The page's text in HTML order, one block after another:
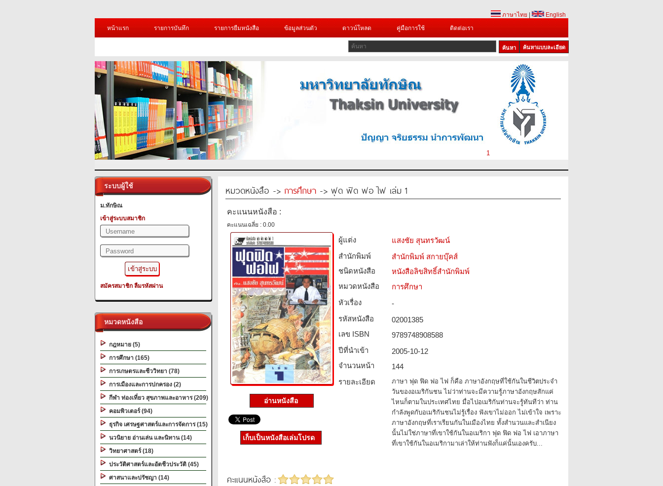
ภาษาไทย
English
หน้าแรก
รายการบันทึก รายการยืมหนังสือ ข้อมูลส่วนตัว ดาวน์โหลด คู่มือการใช้ ติดต่อเรา
ค้นหาแบบละเอียด
1
ระบบผู้ใช้
ม.ทักษิณ
เข้าสู่ระบบสมาชิก
สมัครสมาชิก ลืมรหัสผ่าน
หมวดหนังสือ
กฎหมาย (5)
การศึกษา (165)
การเกษตรและชีววิทยา (78)
การเมืองและการปกครอง (2)
กีฬา ท่องเที่ยว สุขภาพและอาหาร (209)
คอมพิวเตอร์ (94)
ธุรกิจ เศรษฐศาสตร์และการจัดการ (15)
นวนิยาย อ่านเล่น และนิทาน (14)
วิทยาศาสตร์ (18)
ประวัติศาสตร์และอัตชีวประวัติ (45)
ศาสนาและปรัชญา (14)
หมวดหนังสือ -> การศึกษา -> ฟุด ฟิด ฟอ ไฟ เล่ม 1
คะแนนหนังสือ :
คะแนนเฉลี่ย : 0.00
อ่านหนังสือ
ผู้แต่ง
แสงชัย สุนทรวัฒน์
สำนักพิมพ์
สำนักพิมพ์ สกายบุ๊คส์
ชนิดหนังสือ­
หนังสือลิขสิทธิ์สำนักพิมพ์
หมวดหนังสือ­
การศึกษา
หัวเรื่อง
-
รหัสหนังสือ­
02001385
เลข ISBN
9789748908588
ปีที่นำเข้า
2005-10-12
จำนวนหน้า
144
รายละเอียด
ภาษา ฟุด ฟิด ฟอ ไฟ ก็คือ ภาษาอังกฤษที่ใช้กันในชีวิตประจำ
วันของอเมริกันชน ไม่ว่าท่านจะมีความรู้ภาษาอังกฤษสักแค่
ไหนก็ตามในประเทศไทย มื่อไปอเมริกันท่านจะรู้ทันทีว่า ท่าน
กำลังพูดกับอเมริกันชนไม่รู้เรื่อง ฟังเขาไม่ออก ไม่เข้าใจ เพราะ
ภาษาอังกฤษที่เราเรียนกันในเมืองไทย ทั้งสำนวนและสำเนียง
นั้นไม่ใช่ภาษาที่เขาใช้กันในอเมริกา ฟุด ฟิด ฟอ ไฟ เอาภาษา
ที่เขาใช้กันในอเมริกามาเล่าให้ท่านฟังก็แค่นั้นเองครับ...
เก็บเป็นหนังสือเล่มโปรด
คะแนนหนังสือ :